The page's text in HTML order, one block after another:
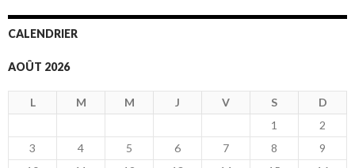
CALENDRIER
AOÛT 2026
L M M J V S
D
1
2
3
4 5 6 7 8
9